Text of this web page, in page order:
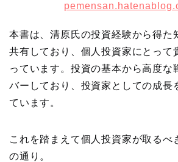
本書は、清原氏の投資経験から得た
共有しており、個人投資家にとって
っています。投資の基本から高度な
バーしており、投資家としての成長
ています。
これを踏まえて個人投資家が取るべ
の通り。